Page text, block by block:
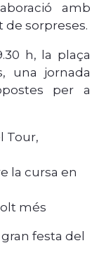
amb
sorpreses.
h, la plaça
una jornada
per a
Tour,
la cursa en
més
festa del